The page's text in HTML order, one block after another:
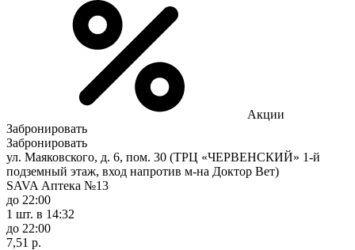
Акции
Забронировать
Забронировать
ул. Маяковского, д. 6, пом. 30 (ТРЦ «ЧЕРВЕНСКИЙ» 1-й
подземный этаж, вход напротив м-на Доктор Вет)
SAVA Аптека №13
до 22:00
1 шт. в 14:32
до 22:00
7,51 р.